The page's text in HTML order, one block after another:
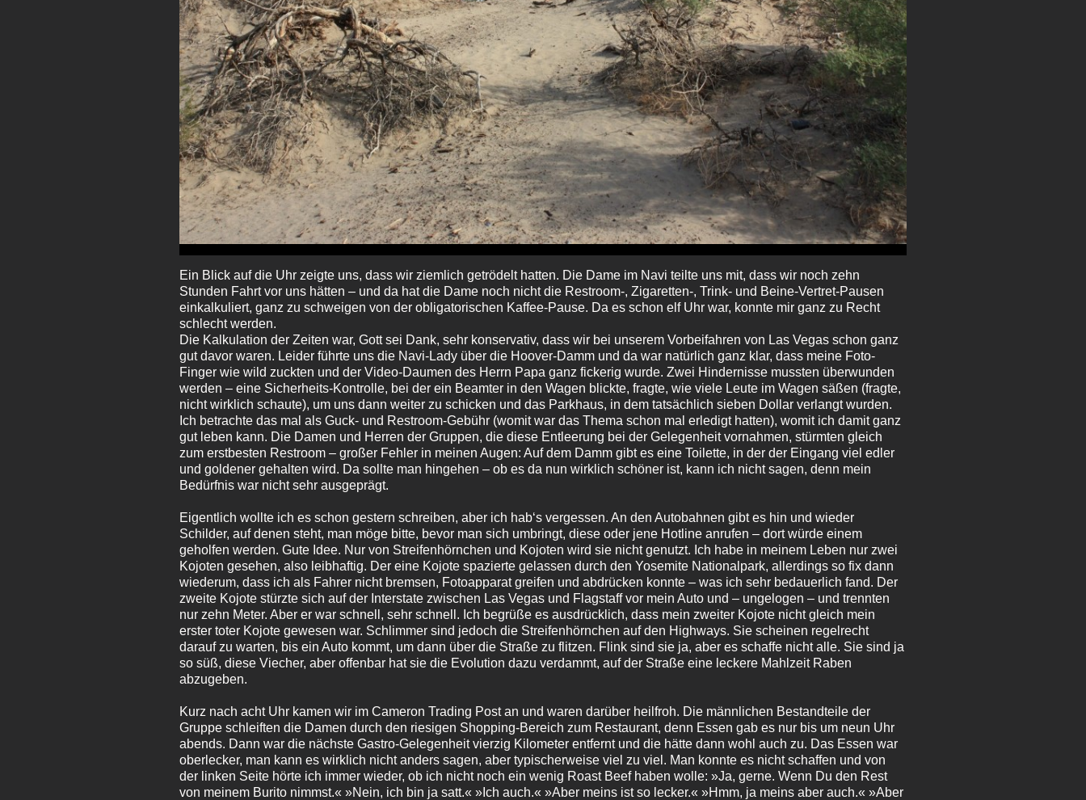
Ein Blick auf die Uhr zeigte uns, dass wir ziemlich getrödelt hatten. Die Dame im Navi teilte uns mit, dass wir noch zehn
Stunden Fahrt vor uns hätten – und da hat die Dame noch nicht die Restroom‑, Zigaretten‑, Trink- und Beine-Vertret-Pausen
einkalkuliert, ganz zu schweigen von der obligatorischen Kaffee-Pause. Da es schon elf Uhr war, konnte mir ganz zu Recht
schlecht werden.
Die Kalkulation der Zeiten war, Gott sei Dank, sehr konservativ, dass wir bei unserem Vorbeifahren von Las Vegas schon ganz
gut davor waren. Leider führte uns die Navi-Lady über die Hoover-Damm und da war natürlich ganz klar, dass meine Foto-
Finger wie wild zuckten und der Video-Daumen des Herrn Papa ganz fickerig wurde. Zwei Hindernisse mussten überwunden
werden – eine Sicherheits-Kontrolle, bei der ein Beamter in den Wagen blickte, fragte, wie viele Leute im Wagen säßen (fragte,
nicht wirklich schaute), um uns dann weiter zu schicken und das Parkhaus, in dem tatsächlich sieben Dollar verlangt wurden.
Ich betrachte das mal als Guck- und Restroom-Gebühr (womit war das Thema schon mal erledigt hatten), womit ich damit ganz
gut leben kann. Die Damen und Herren der Gruppen, die diese Entleerung bei der Gelegenheit vornahmen, stürmten gleich
zum erstbesten Restroom – großer Fehler in meinen Augen: Auf dem Damm gibt es eine Toilette, in der der Eingang viel edler
und goldener gehalten wird. Da sollte man hingehen – ob es da nun wirklich schöner ist, kann ich nicht sagen, denn mein
Bedürfnis war nicht sehr ausgeprägt.
Eigentlich wollte ich es schon gestern schreiben, aber ich hab‘s vergessen. An den Autobahnen gibt es hin und wieder
Schilder, auf denen steht, man möge bitte, bevor man sich umbringt, diese oder jene Hotline anrufen – dort würde einem
geholfen werden. Gute Idee. Nur von Streifenhörnchen und Kojoten wird sie nicht genutzt. Ich habe in meinem Leben nur zwei
Kojoten gesehen, also leibhaftig. Der eine Kojote spazierte gelassen durch den Yosemite Nationalpark, allerdings so fix dann
wiederum, dass ich als Fahrer nicht bremsen, Fotoapparat greifen und abdrücken konnte – was ich sehr bedauerlich fand. Der
zweite Kojote stürzte sich auf der Interstate zwischen Las Vegas und Flagstaff vor mein Auto und – ungelogen – und trennten
nur zehn Meter. Aber er war schnell, sehr schnell. Ich begrüße es ausdrücklich, dass mein zweiter Kojote nicht gleich mein
erster toter Kojote gewesen war. Schlimmer sind jedoch die Streifenhörnchen auf den Highways. Sie scheinen regelrecht
darauf zu warten, bis ein Auto kommt, um dann über die Straße zu flitzen. Flink sind sie ja, aber es schaffe nicht alle. Sie sind ja
so süß, diese Viecher, aber offenbar hat sie die Evolution dazu verdammt, auf der Straße eine leckere Mahlzeit Raben
abzugeben.
Kurz nach acht Uhr kamen wir im Cameron Trading Post an und waren darüber heilfroh. Die männlichen Bestandteile der
Gruppe schleiften die Damen durch den riesigen Shopping-Bereich zum Restaurant, denn Essen gab es nur bis um neun Uhr
abends. Dann war die nächste Gastro-Gelegenheit vierzig Kilometer entfernt und die hätte dann wohl auch zu. Das Essen war
oberlecker, man kann es wirklich nicht anders sagen, aber typischerweise viel zu viel. Man konnte es nicht schaffen und von
der linken Seite hörte ich immer wieder, ob ich nicht noch ein wenig Roast Beef haben wolle: »Ja, gerne. Wenn Du den Rest
von meinem Burito nimmst.« »Nein, ich bin ja satt.« »Ich auch.« »Aber meins ist so lecker.« »Hmm, ja meins aber auch.« »Aber